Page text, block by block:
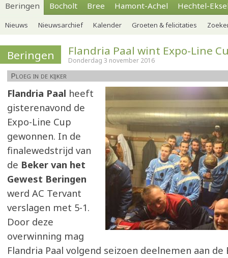
Beringen Bocholt Bree Hamont-Achel Hechtel-
Nieuws Nieuwsarchief Kalender Groeten & felicitaties
Beringen Flandria Paal wint Expo-Line
Donderdag 3 november 2016
Ploeg in de kijker
Flandria Paal heeft
gisterenavond de
Expo-Line Cup
gewonnen. In de
finalewedstrijd van
de Beker van het
Gewest Beringen
werd AC Tervant
verslagen met 5-1.
Door deze
overwinning mag
Flandria Paal volgend seizoen deelnemen aan de